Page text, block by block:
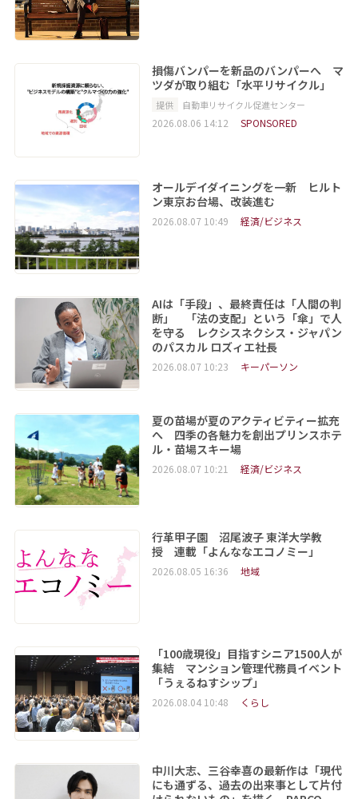
損傷バンパーを新品のバンパーへ マ
ツダが取り組む「水平リサイクル」
提供 自動車リサイクル促進センター
2026.08.06 14:12 SPONSORED
オールデイダイニングを一新 ヒルト
ン東京お台場、改装進む
2026.08.07 10:49 経済/ビジネス
AIは「手段」、最終責任は「人間の判
断」 「法の支配」という「傘」で人
を守る レクシスネクシス・ジャパン
のパスカル ロズィエ社長
2026.08.07 10:23 キーパーソン
夏の苗場が夏のアクティビティー拡充
へ 四季の各魅力を創出プリンスホテ
ル・苗場スキー場
2026.08.07 10:21 経済/ビジネス
行革甲子園 沼尾波子 東洋大学教
授 連載「よんななエコノミー」
2026.08.05 16:36 地域
「100歳現役」目指すシニア1500人が
集結 マンション管理代務員イベント
「うぇるねすシップ」
2026.08.04 10:48 くらし
中川大志、三谷幸喜の最新作は「現代
にも通ずる、過去の出来事として片付